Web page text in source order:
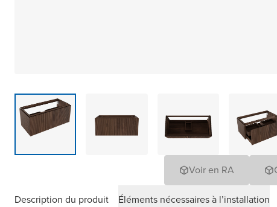
Voir en RA
Description du produit Éléments nécessaires à l’installation